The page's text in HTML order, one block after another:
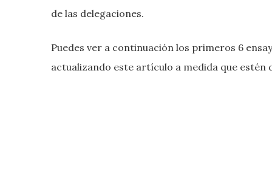
de las delegaciones.
Puedes ver a continuación los primeros 6
actualizando este artículo a medida que estén